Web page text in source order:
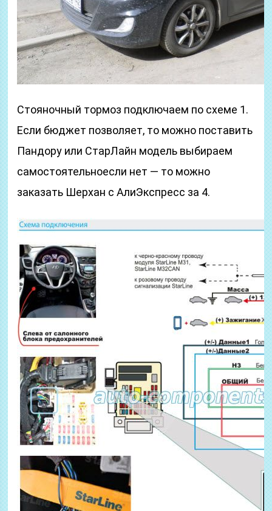
Стояночный тормоз подключаем по схеме 1.
Если бюджет позволяет, то можно поставить
Пандору или СтарЛайн модель выбираем
самостоятельноесли нет — то можно
заказать Шерхан с АлиЭкспресс за 4.